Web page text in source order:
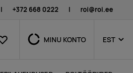
| +372 668 0222 | roi@roi.ee
Lemmikud MINU KONTO EST